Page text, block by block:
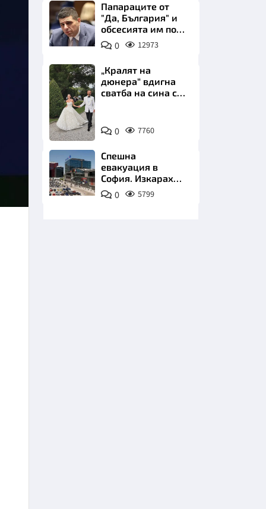
Папараците от
"Да, България" и
обсесията им по
Пеевски
0 12973
Снимка:
Инстаграм
„Кралят на
дюнера“ вдигна
сватба на сина си
Комо
0 7760
Спешна
евакуация в
София. Изкараха
хиляди на
улицата
0 5799